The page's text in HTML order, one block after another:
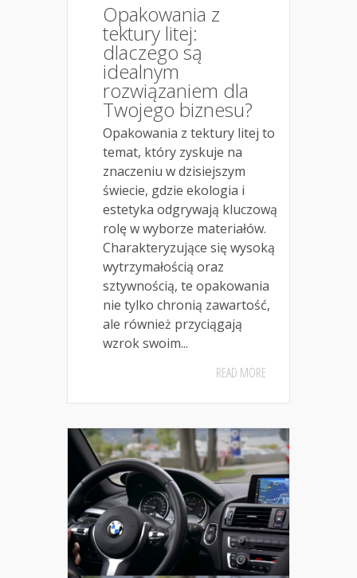
Opakowania z
tektury litej:
dlaczego są
idealnym
rozwiązaniem dla
Twojego biznesu?
Opakowania z tektury litej to
temat, który zyskuje na
znaczeniu w dzisiejszym
świecie, gdzie ekologia i
estetyka odgrywają kluczową
rolę w wyborze materiałów.
Charakteryzujące się wysoką
wytrzymałością oraz
sztywnością, te opakowania
nie tylko chronią zawartość,
ale również przyciągają
wzrok swoim...
READ MORE